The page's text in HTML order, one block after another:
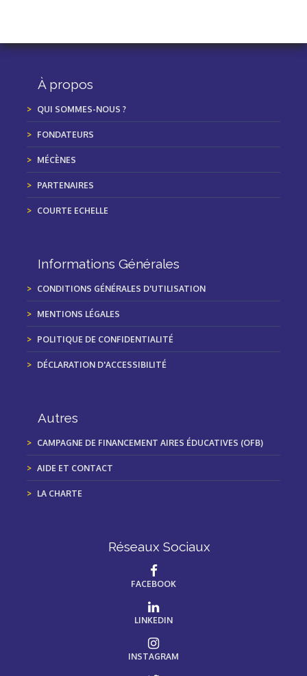
À propos
QUI SOMMES-NOUS ?
FONDATEURS
MÉCÈNES
PARTENAIRES
COURTE ECHELLE
Informations Générales
CONDITIONS GÉNÉRALES D'UTILISATION
MENTIONS LÉGALES
POLITIQUE DE CONFIDENTIALITÉ
DÉCLARATION D'ACCESSIBILITÉ
Autres
CAMPAGNE DE FINANCEMENT AIRES ÉDUCATIVES (OFB)
AIDE ET CONTACT
LA CHARTE
Réseaux Sociaux
FACEBOOK
LINKEDIN
INSTAGRAM